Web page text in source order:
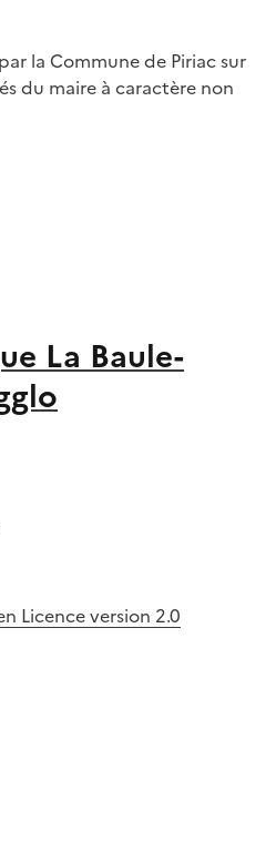
la Commune de Piriac sur
du maire à caractère non
La Baule-
Licence version 2.0